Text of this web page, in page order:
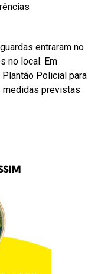
entraram no
no local. Em
Policial para
medidas previstas